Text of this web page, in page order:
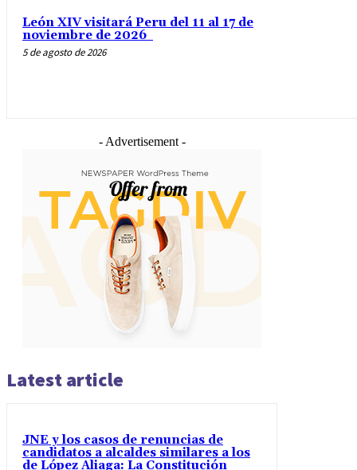
León XIV visitará Peru del 11 al 17 de
noviembre de 2026
5 de agosto de 2026
- Advertisement -
Latest article
JNE y los casos de renuncias de
candidatos a alcaldes similares a los
de López Aliaga: La Constitución